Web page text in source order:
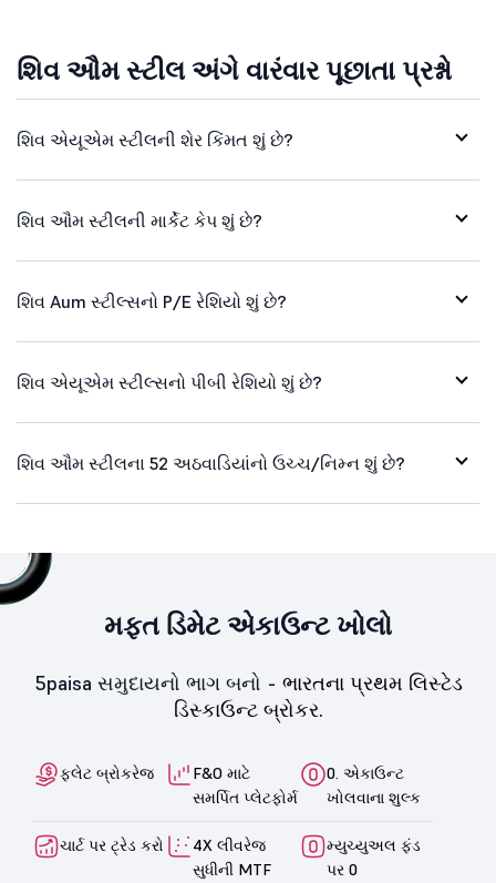
શિવ ઔમ સ્ટીલ અંગે વારંવાર પૂછાતા પ્રશ્નો
શિવ એયૂએમ સ્ટીલની શેર કિંમત શું છે?
શિવ ઔમ સ્ટીલની માર્કેટ કેપ શું છે?
શિવ Aum સ્ટીલ્સનો P/E રેશિયો શું છે?
શિવ એયૂએમ સ્ટીલ્સનો પીબી રેશિયો શું છે?
શિવ ઔમ સ્ટીલના 52 અઠવાડિયાંનો ઉચ્ચ/નિમ્ન શું છે?
મફત ડિમેટ એકાઉન્ટ ખોલો
5paisa સમુદાયનો ભાગ બનો - ભારતના પ્રથમ લિસ્ટેડ
ડિસ્કાઉન્ટ બ્રોકર.
ફ્લેટ બ્રોકરેજ
F&O માટે
સમર્પિત પ્લેટફોર્મ
0. એકાઉન્ટ
ખોલવાના શુલ્ક
ચાર્ટ પર ટ્રેડ કરો
4X લીવરેજ
સુધીની MTF
મ્યુચ્યુઅલ ફંડ
પર 0